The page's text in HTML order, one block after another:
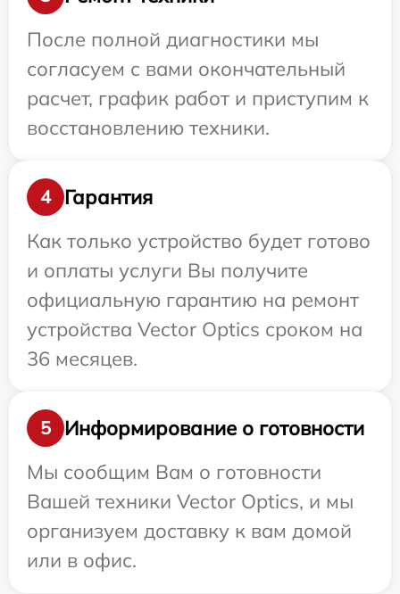
После полной диагностики мы
согласуем с вами окончательный
расчет, график работ и приступим к
восстановлению техники.
4
Гарантия
Как только устройство будет готово
и оплаты услуги Вы получите
официальную гарантию на ремонт
устройства Vector Optics сроком на
36 месяцев.
5
Информирование о готовности
Мы сообщим Вам о готовности
Вашей техники Vector Optics, и мы
организуем доставку к вам домой
или в офис.